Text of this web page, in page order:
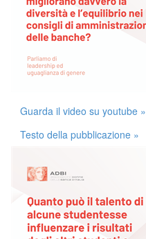
Guarda il video su youtube »
Testo della pubblicazione »